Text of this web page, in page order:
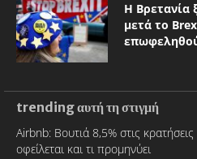
Η Βρετανία
μετά το
trending αυτή τη στιγμή
Airbnb: Βουτιά 8,5% στις
οφείλεται και τι προμηνύει